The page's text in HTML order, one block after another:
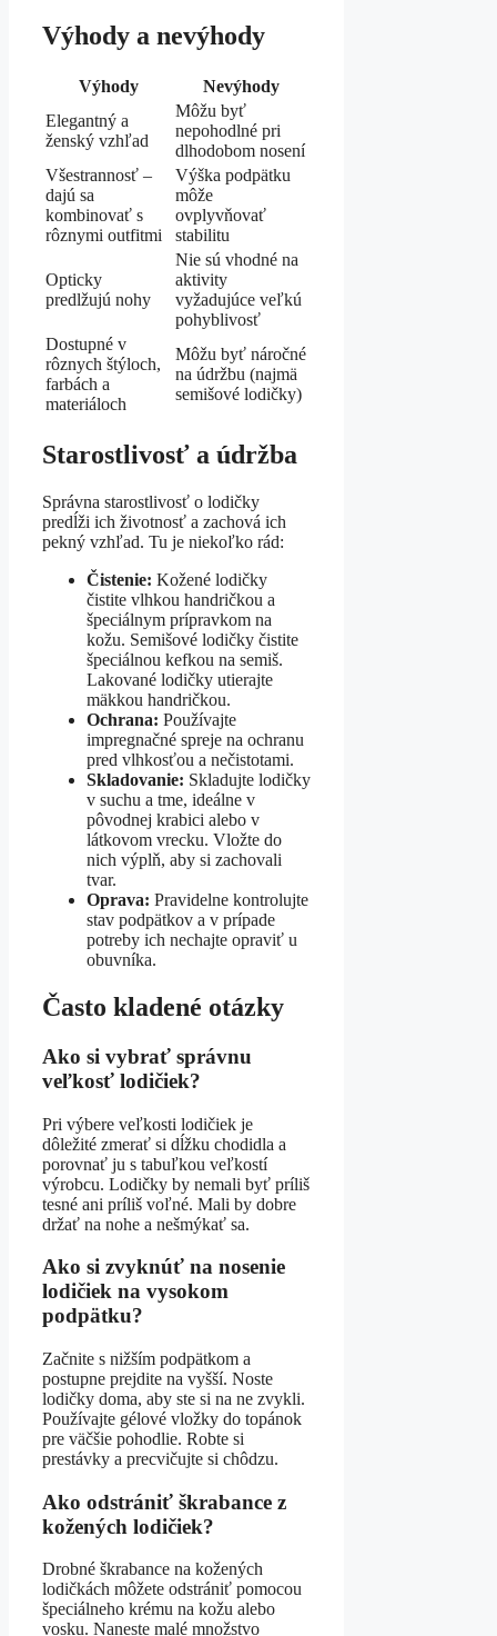
Výhody a nevýhody
Výhody
Nevýhody
Elegantný a
ženský vzhľad
Môžu byť
nepohodlné pri
dlhodobom nosení
Všestrannosť –
dajú sa
kombinovať s
rôznymi outfitmi
Výška podpätku
môže
ovplyvňovať
stabilitu
Opticky
predlžujú nohy
Nie sú vhodné na
aktivity
vyžadujúce veľkú
pohyblivosť
Dostupné v
rôznych štýloch,
farbách a
materiáloch
Môžu byť náročné
na údržbu (najmä
semišové lodičky)
Starostlivosť a údržba
Správna starostlivosť o lodičky
predĺži ich životnosť a zachová ich
pekný vzhľad. Tu je niekoľko rád:
Čistenie: Kožené lodičky
čistite vlhkou handričkou a
špeciálnym prípravkom na
kožu. Semišové lodičky čistite
špeciálnou kefkou na semiš.
Lakované lodičky utierajte
mäkkou handričkou.
Ochrana: Používajte
impregnačné spreje na ochranu
pred vlhkosťou a nečistotami.
Skladovanie: Skladujte lodičky
v suchu a tme, ideálne v
pôvodnej krabici alebo v
látkovom vrecku. Vložte do
nich výplň, aby si zachovali
tvar.
Oprava: Pravidelne kontrolujte
stav podpätkov a v prípade
potreby ich nechajte opraviť u
obuvníka.
Často kladené otázky
Ako si vybrať správnu
veľkosť lodičiek?
Pri výbere veľkosti lodičiek je
dôležité zmerať si dĺžku chodidla a
porovnať ju s tabuľkou veľkostí
výrobcu. Lodičky by nemali byť príliš
tesné ani príliš voľné. Mali by dobre
držať na nohe a nešmýkať sa.
Ako si zvyknúť na nosenie
lodičiek na vysokom
podpätku?
Začnite s nižším podpätkom a
postupne prejdite na vyšší. Noste
lodičky doma, aby ste si na ne zvykli.
Používajte gélové vložky do topánok
pre väčšie pohodlie. Robte si
prestávky a precvičujte si chôdzu.
Ako odstrániť škrabance z
kožených lodičiek?
Drobné škrabance na kožených
lodičkách môžete odstrániť pomocou
špeciálneho krému na kožu alebo
vosku. Naneste malé množstvo